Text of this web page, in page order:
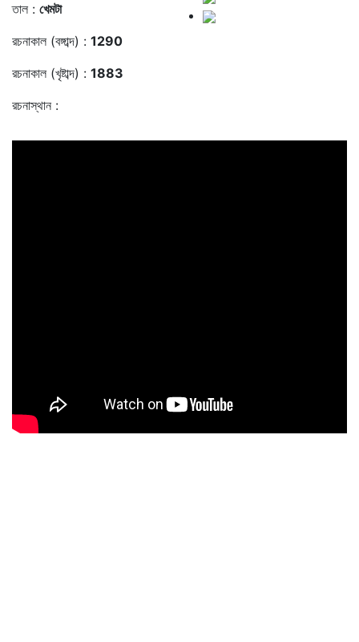
তাল : খেমটা
রচনাকাল (বঙ্গাব্দ) : 1290
রচনাকাল (খৃষ্টাব্দ) : 1883
রচনাস্থান :